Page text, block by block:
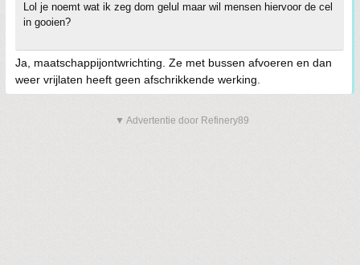
Lol je noemt wat ik zeg dom gelul maar wil mensen hiervoor de cel
in gooien?
Ja, maatschappijontwrichting. Ze met bussen afvoeren en dan
weer vrijlaten heeft geen afschrikkende werking.
▼ Advertentie door Refinery89